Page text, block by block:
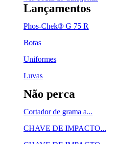
Lançamentos
Phos-Chek® G 75 R
Botas
Uniformes
Luvas
Não perca
Cortador de grama a...
CHAVE DE IMPACTO...